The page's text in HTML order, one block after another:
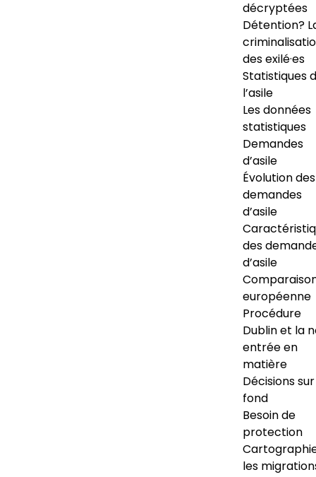
décryptées
Détention?
des exilé·es
Statistiques
l’asile
Les données
statistiques
Demandes
d’asile
Évolution des
demandes
d’asile
des
d’asile
européenne
Procédure
Dublin et la
entrée en
matière
Décisions
fond
Besoin de
protection
les